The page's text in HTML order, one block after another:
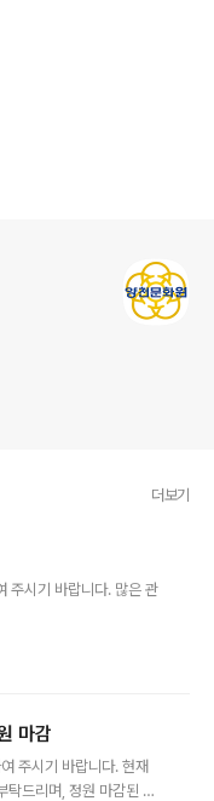
더보기
주시기 바랍니다. 많은 관
마감
주시기 바랍니다. 현재
탁드리며, 정원 마감된 강